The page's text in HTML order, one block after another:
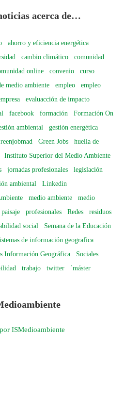
acerca de…
ahorro y eficiencia energética
cambio climático
comunidad
online convenio
curso
medio ambiente
empleo
empleo
evaluacción de impacto
facebook formación
Formación On
ambiental
gestión energética
Green Jobs
huella de
Instituto Superior del Medio Ambiente
jornadas profesionales
legislación
ambiental
Linkedin
medio ambiente
medio
paisaje profesionales Redes
residuos
social
Semana de la Educación
de información geografica
Información Geográfica
Sociales
trabajo twitter ´máster
ISMedioambiente